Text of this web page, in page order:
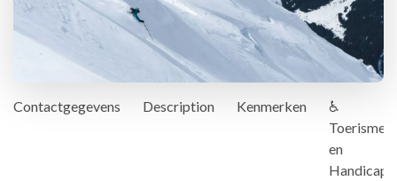
Contactgegevens Description Kenmerken
♿
Toerisme
en
Handicap